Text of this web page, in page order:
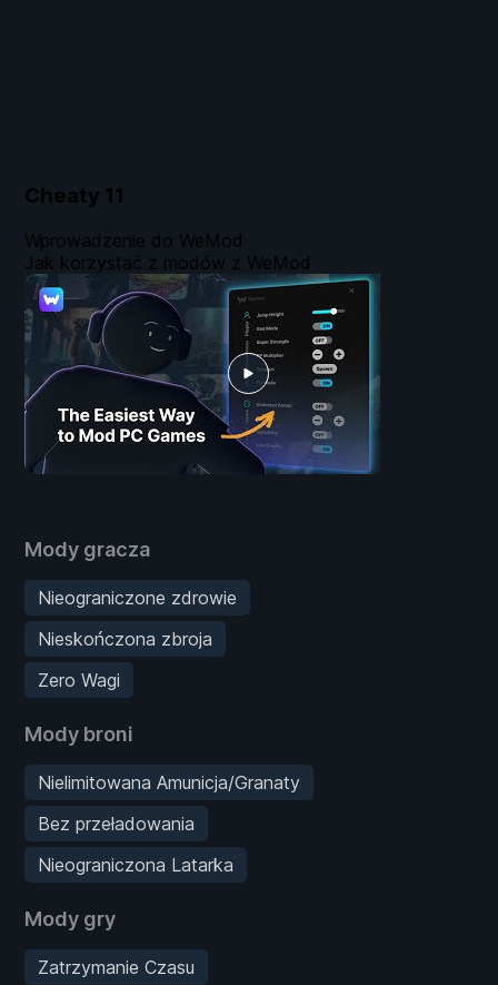
Cheaty 11
Mody gracza
Nieograniczone zdrowie
Nieskończona zbroja
Zero Wagi
Mody broni
Nielimitowana Amunicja/Granaty
Bez przeładowania
Nieograniczona Latarka
Mody gry
Zatrzymanie Czasu
Wprowadzenie do WeMod
Jak korzystać z modów z WeMod